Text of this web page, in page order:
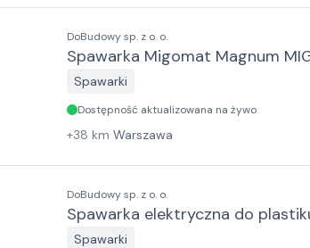
DoBudowy sp. z o. o.
Spawarka Migomat Magnum
Spawarki
Dostępność aktualizowana na żywo
+38 km Warszawa
DoBudowy sp. z o. o.
Spawarka elektryczna do
Spawarki